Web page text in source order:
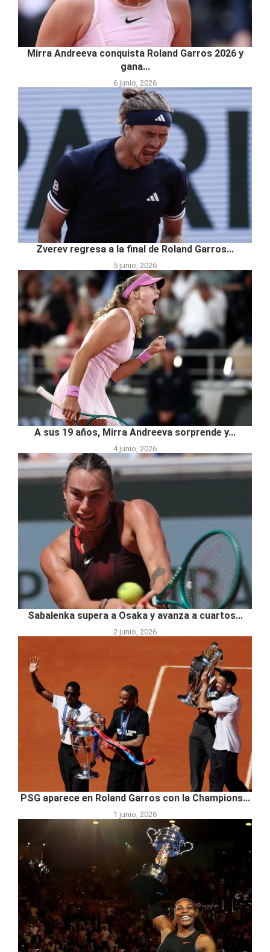
Mirra Andreeva conquista Roland Garros 2026 y
gana...
6 junio, 2026
Zverev regresa a la final de Roland Garros...
5 junio, 2026
A sus 19 años, Mirra Andreeva sorprende y...
4 junio, 2026
Sabalenka supera a Osaka y avanza a cuartos...
2 junio, 2026
PSG aparece en Roland Garros con la Champions...
1 junio, 2026